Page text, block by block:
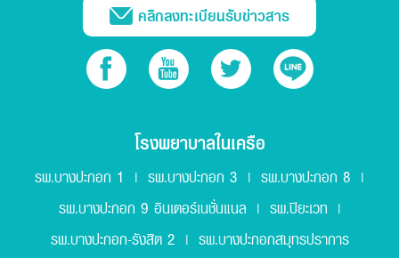
คลิกลงทะเบียนรับข่าวสาร
โรงพยาบาลในเครือ
รพ.บางปะกอก 1 | รพ.บางปะกอก 3 | รพ.บางปะกอก 8 |
รพ.บางปะกอก 9 อินเตอร์เนชั่นแนล | รพ.ปิยะเวท |
รพ.บางปะกอก-รังสิต 2 | รพ.บางปะกอกสมุทรปราการ